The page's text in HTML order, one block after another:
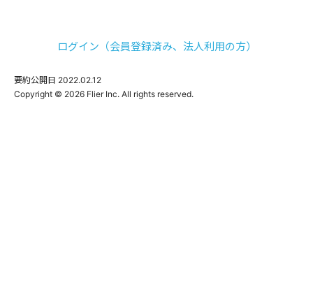
ログイン（会員登録済み、法人利用の方）
要約公開日 2022.02.12